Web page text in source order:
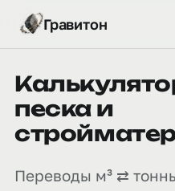
Гравитон
песка и
Переводы м³ ⇄